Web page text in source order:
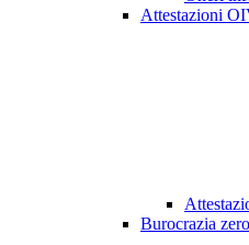
Attestazioni
Burocrazia zero